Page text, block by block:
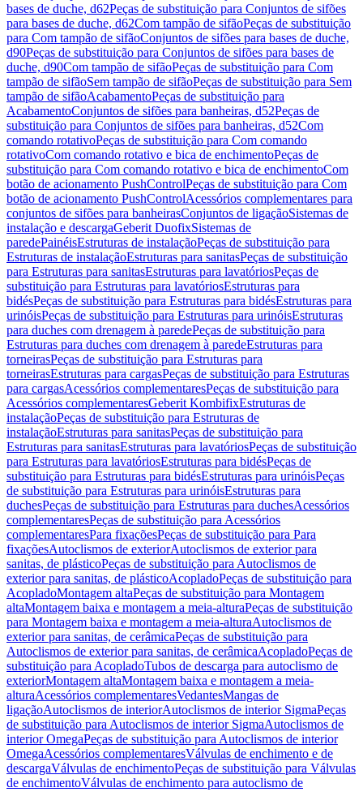
bases de duche, d62Peças de substituição para Conjuntos de sifões
para bases de duche, d62Com tampão de sifãoPeças de substituição
para Com tampão de sifãoConjuntos de sifões para bases de duche,
d90Peças de substituição para Conjuntos de sifões para bases de
duche, d90Com tampão de sifãoPeças de substituição para Com
tampão de sifãoSem tampão de sifãoPeças de substituição para Sem
tampão de sifãoAcabamentoPeças de substituição para
AcabamentoConjuntos de sifões para banheiras, d52Peças de
substituição para Conjuntos de sifões para banheiras, d52Com
comando rotativoPeças de substituição para Com comando
rotativoCom comando rotativo e bica de enchimentoPeças de
substituição para Com comando rotativo e bica de enchimentoCom
botão de acionamento PushControlPeças de substituição para Com
botão de acionamento PushControlAcessórios complementares para
conjuntos de sifões para banheirasConjuntos de ligaçãoSistemas de
instalação e descargaGeberit DuofixSistemas de
paredePainéisEstruturas de instalaçãoPeças de substituição para
Estruturas de instalaçãoEstruturas para sanitasPeças de substituição
para Estruturas para sanitasEstruturas para lavatóriosPeças de
substituição para Estruturas para lavatóriosEstruturas para
bidésPeças de substituição para Estruturas para bidésEstruturas para
urinóisPeças de substituição para Estruturas para urinóisEstruturas
para duches com drenagem à paredePeças de substituição para
Estruturas para duches com drenagem à paredeEstruturas para
torneirasPeças de substituição para Estruturas para
torneirasEstruturas para cargasPeças de substituição para Estruturas
para cargasAcessórios complementaresPeças de substituição para
Acessórios complementaresGeberit KombifixEstruturas de
instalaçãoPeças de substituição para Estruturas de
instalaçãoEstruturas para sanitasPeças de substituição para
Estruturas para sanitasEstruturas para lavatóriosPeças de substituição
para Estruturas para lavatóriosEstruturas para bidésPeças de
substituição para Estruturas para bidésEstruturas para urinóisPeças
de substituição para Estruturas para urinóisEstruturas para
duchesPeças de substituição para Estruturas para duchesAcessórios
complementaresPeças de substituição para Acessórios
complementaresPara fixaçõesPeças de substituição para Para
fixaçõesAutoclismos de exteriorAutoclismos de exterior para
sanitas, de plásticoPeças de substituição para Autoclismos de
exterior para sanitas, de plásticoAcopladoPeças de substituição para
AcopladoMontagem altaPeças de substituição para Montagem
altaMontagem baixa e montagem a meia-alturaPeças de substituição
para Montagem baixa e montagem a meia-alturaAutoclismos de
exterior para sanitas, de cerâmicaPeças de substituição para
Autoclismos de exterior para sanitas, de cerâmicaAcopladoPeças de
substituição para AcopladoTubos de descarga para autoclismo de
exteriorMontagem altaMontagem baixa e montagem a meia-
alturaAcessórios complementaresVedantesMangas de
ligaçãoAutoclismos de interiorAutoclismos de interior SigmaPeças
de substituição para Autoclismos de interior SigmaAutoclismos de
interior OmegaPeças de substituição para Autoclismos de interior
OmegaAcessórios complementaresVálvulas de enchimento e de
descargaVálvulas de enchimentoPeças de substituição para Válvulas
de enchimentoVálvulas de enchimento para autoclismo de